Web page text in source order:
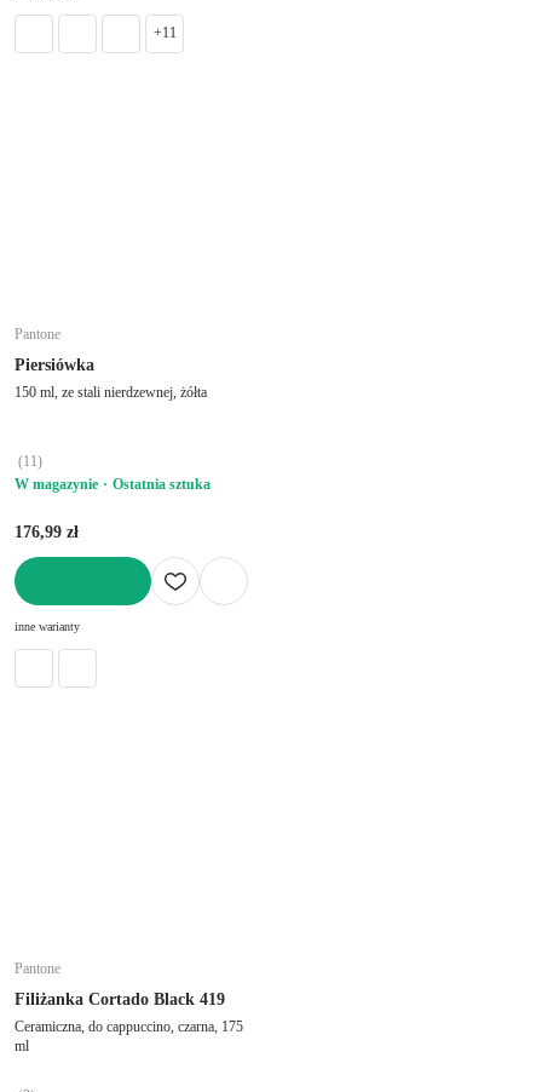
+11
Pantone
Piersiówka
150 ml, ze stali nierdzewnej, żółta
(11)
W magazynie
Ostatnia sztuka
176,99 zł
inne warianty
Pantone
Filiżanka Cortado Black 419
Ceramiczna, do cappuccino, czarna, 175
ml